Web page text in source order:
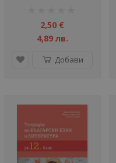
2,50 €
4,89 лв.
Добави